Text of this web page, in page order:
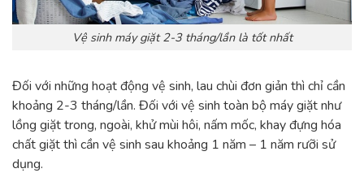
Vệ sinh máy giặt 2-3 tháng/lần là tốt nhất
Đối với những hoạt động vệ sinh, lau chùi đơn giản thì chỉ cần
khoảng 2-3 tháng/lần. Đối với vệ sinh toàn bộ máy giặt như
lồng giặt trong, ngoài, khử mùi hôi, nấm mốc, khay đựng hóa
chất giặt thì cần vệ sinh sau khoảng 1 năm – 1 năm rưỡi sử
dụng.